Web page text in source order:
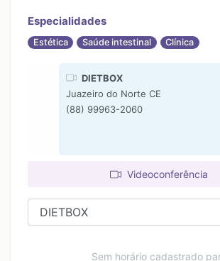
Especialidades
Estética Saúde intestinal Clínica
DIETBOX
Juazeiro do Norte CE
(88) 99963-2060
Videoconferência
Sem horário cadastrado